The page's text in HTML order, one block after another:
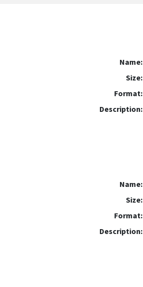
Name:
Size:
Format:
Description:
Name:
Size:
Format:
Description: